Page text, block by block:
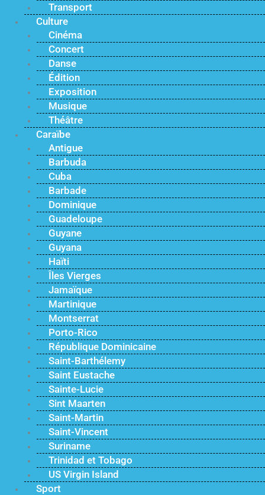
Transport
Culture
Cinéma
Concert
Danse
Édition
Exposition
Musique
Théâtre
Caraïbe
Antigue
Barbuda
Cuba
Barbade
Dominique
Guadeloupe
Guyane
Guyana
Haïti
Îles Vierges
Jamaïque
Martinique
Montserrat
Porto-Rico
République Dominicaine
Saint-Barthélemy
Saint Eustache
Sainte-Lucie
Sint Maarten
Saint-Martin
Saint-Vincent
Suriname
Trinidad et Tobago
US Virgin Island
Sport